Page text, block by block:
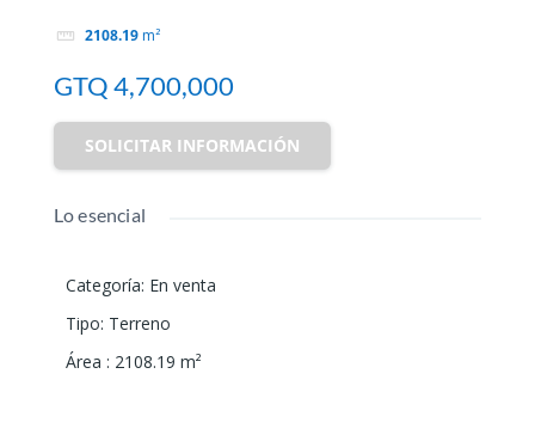
2108.19 m²
GTQ 4,700,000
SOLICITAR INFORMACIÓN
Lo esencial
Categoría: En venta
Tipo: Terreno
Área : 2108.19 m²